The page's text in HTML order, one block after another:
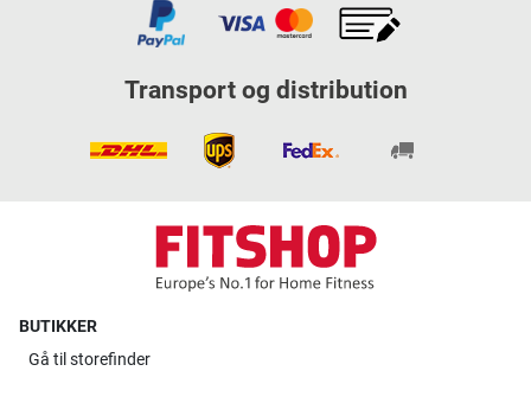
Transport og distribution
BUTIKKER
Gå til storefinder